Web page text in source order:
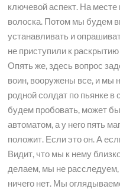
ключевой аспект. На
волоска. Потом мы будем
устанавливать и
не приступили к
Опять же, здесь вопрос
воин, вооружены все, и мы
родной солдат по пьянке в
будем пробовать, может
автоматом, а у него пять
положит. Если это он. А
Видит, что мы к нему
делаем, мы не расследуем,
ничего нет. Мы